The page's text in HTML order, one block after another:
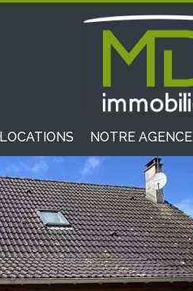
LOCATIONS NOTRE AGENCE